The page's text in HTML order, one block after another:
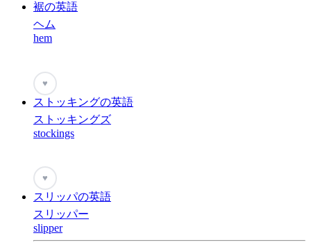
裾の英語
ヘム
hem
♥
ストッキングの英語
ストッキングズ
stockings
♥
スリッパの英語
スリッパー
slipper